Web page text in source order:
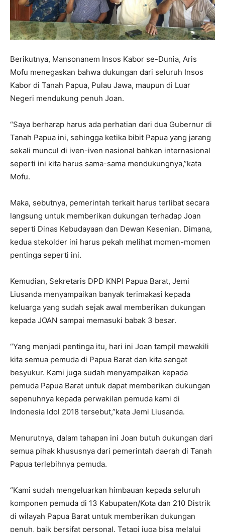
Berikutnya, Mansonanem Insos Kabor se-Dunia, Aris
Mofu menegaskan bahwa dukungan dari seluruh Insos
Kabor di Tanah Papua, Pulau Jawa, maupun di Luar
Negeri mendukung penuh Joan.
“Saya berharap harus ada perhatian dari dua Gubernur di
Tanah Papua ini, sehingga ketika bibit Papua yang jarang
sekali muncul di iven-iven nasional bahkan internasional
seperti ini kita harus sama-sama mendukungnya,”kata
Mofu.
Maka, sebutnya, pemerintah terkait harus terlibat secara
langsung untuk memberikan dukungan terhadap Joan
seperti Dinas Kebudayaan dan Dewan Kesenian. Dimana,
kedua stekolder ini harus pekah melihat momen-momen
pentinga seperti ini.
Kemudian, Sekretaris DPD KNPI Papua Barat, Jemi
Liusanda menyampaikan banyak terimakasi kepada
keluarga yang sudah sejak awal memberikan dukungan
kepada JOAN sampai memasuki babak 3 besar.
“Yang menjadi pentinga itu, hari ini Joan tampil mewakili
kita semua pemuda di Papua Barat dan kita sangat
besyukur. Kami juga sudah menyampaikan kepada
pemuda Papua Barat untuk dapat memberikan dukungan
sepenuhnya kepada perwakilan pemuda kami di
Indonesia Idol 2018 tersebut,”kata Jemi Liusanda.
Menurutnya, dalam tahapan ini Joan butuh dukungan dari
semua pihak khususnya dari pemerintah daerah di Tanah
Papua terlebihnya pemuda.
“Kami sudah mengeluarkan himbauan kepada seluruh
komponen pemuda di 13 Kabupaten/Kota dan 210 Distrik
di wilayah Papua Barat untuk memberikan dukungan
penuh, baik bersifat personal. Tetapi juga bisa melalui